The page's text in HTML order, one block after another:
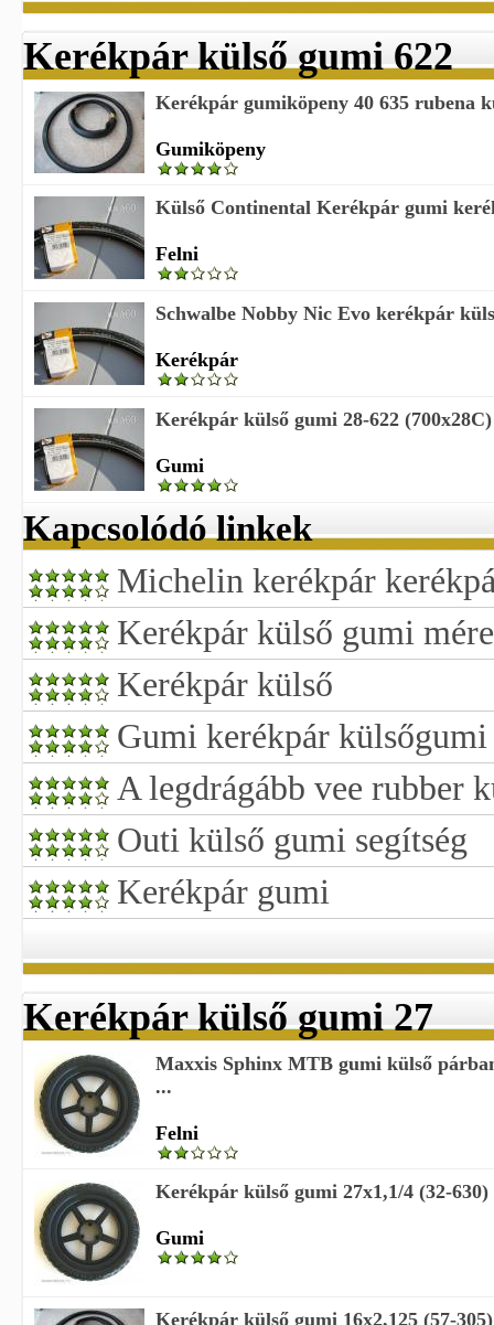
Kerékpár külső gumi 622
Kerékpár gumiköpeny 40 635 rubena
Gumiköpeny
Külső Continental Kerékpár gumi
Felni
Schwalbe Nobby Nic Evo kerékpár
Kerékpár
Kerékpár külső gumi 28-622
Gumi
Kapcsolódó linkek
Michelin kerékpár
Kerékpár külső gumi
Kerékpár külső
Gumi kerékpár
A legdrágább vee rubber
Outi külső gumi segítség
Kerékpár gumi
Kerékpár külső gumi 27
Maxxis Sphinx MTB gumi külső
...
Felni
Kerékpár külső gumi 27x1,1/4 (32-
Gumi
Kerékpár külső gumi 16x2,125 (57-